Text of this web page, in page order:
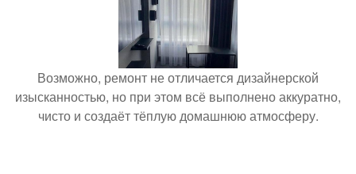
Возможно, ремонт не отличается дизайнерской
изысканностью, но при этом всё выполнено аккуратно,
чисто и создаёт тёплую домашнюю атмосферу.